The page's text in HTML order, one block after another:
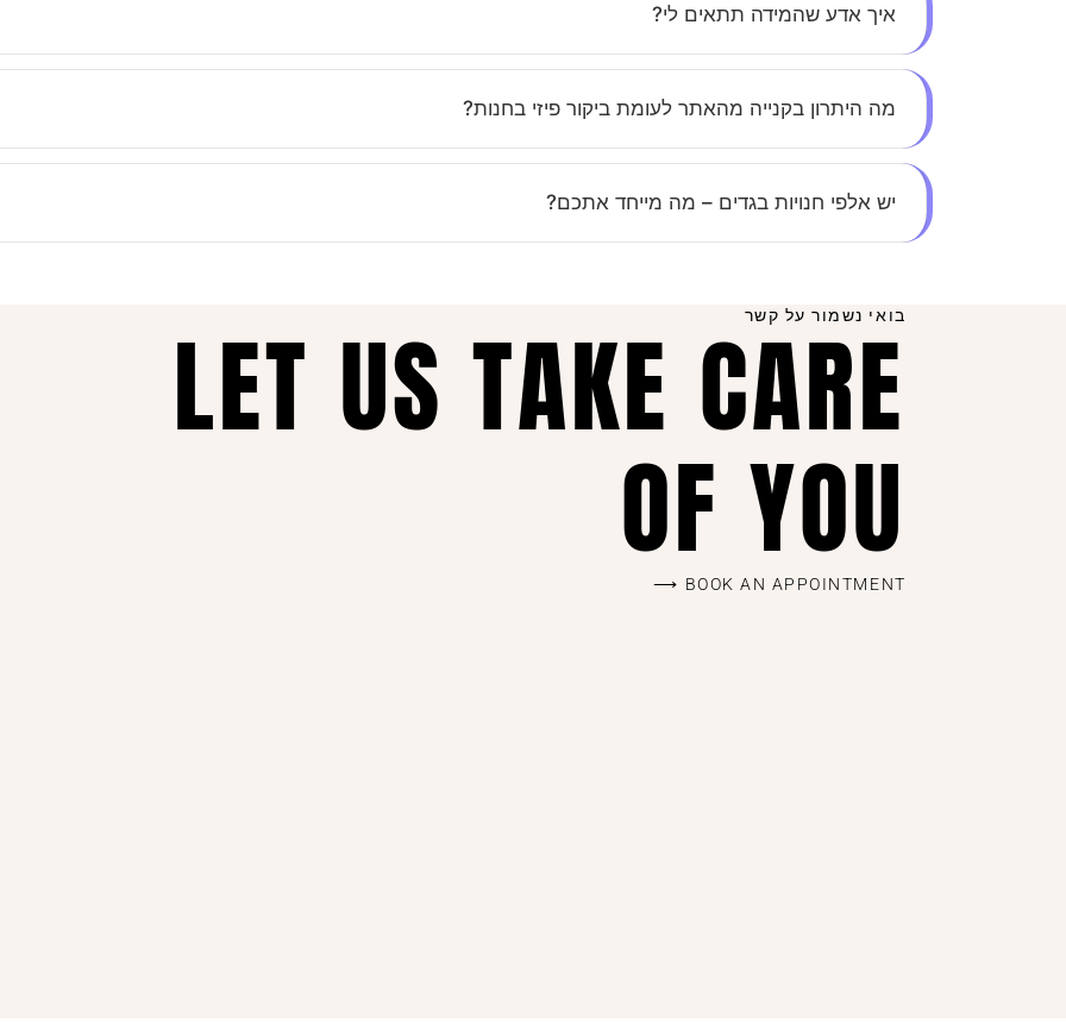
איך אדע שהמידה תתאים לי?
מה היתרון בקנייה מהאתר לעומת ביקור פיזי בחנות?
יש אלפי חנויות בגדים – מה מייחד אתכם?
ושוב.
בואי נשמור על קשר
LET US TAKE CARE
OF YOU
BOOK AN APPOINTMENT ⟶